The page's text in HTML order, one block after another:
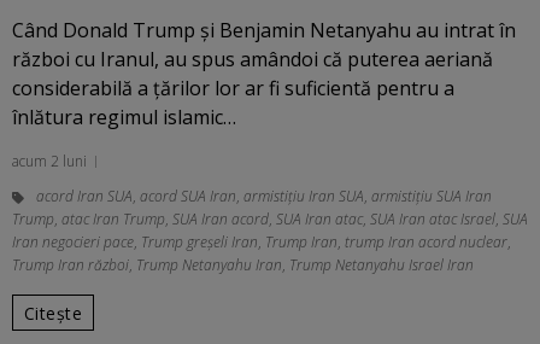
Când Donald Trump și Benjamin Netanyahu au intrat în
război cu Iranul, au spus amândoi că puterea aeriană
considerabilă a țărilor lor ar fi suficientă pentru a
înlătura regimul islamic…
acum 2 luni
acord Iran SUA, acord SUA Iran, armistițiu Iran SUA, armistițiu SUA Iran
Trump, atac Iran Trump, SUA Iran acord, SUA Iran atac, SUA Iran atac Israel, SUA
Iran negocieri pace, Trump greșeli Iran, Trump Iran, trump Iran acord nuclear,
Trump Iran război, Trump Netanyahu Iran, Trump Netanyahu Israel Iran
Citește